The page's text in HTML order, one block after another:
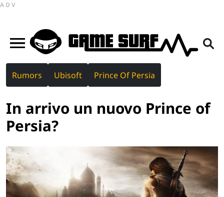
ADV
Rumors Ubisoft Prince Of Persia
In arrivo un nuovo Prince of
Persia?